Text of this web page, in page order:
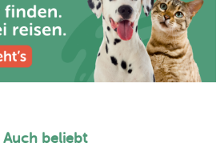
Auch beliebt